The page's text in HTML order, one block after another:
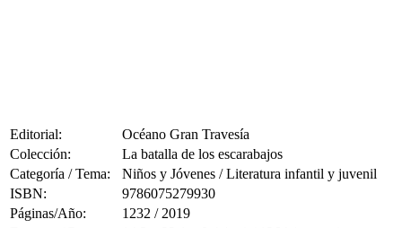
Editorial:
Océano Gran Travesía
Colección:
La batalla de los escarabajos
Categoría / Tema:
Niños y Jóvenes / Literatura infantil y juvenil
ISBN:
9786075279930
Páginas/Año:
1232 / 2019